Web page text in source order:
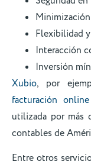
Flexibilidad
Interacción
Inversión
Xubio, por
facturación online
utilizada por más
contables de
Entre otros